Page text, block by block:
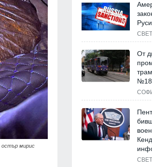
остър мирис
Ракетите Patriot
и на нас
07.08.2026г.
обяви
операции
военна
за акция на
в Русия за
на
ракетни
От
№18